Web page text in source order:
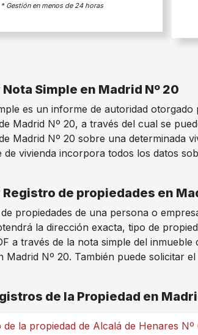
* Gestión en menos de 24 horas
Simple en Madrid Nº 20
es un informe de autoridad
Madrid Nº 20, a través del cual se
Madrid Nº 20 sobre una determinada
de vivienda incorpora todos los datos
de propiedades en
propiedades de una persona o
la dirección exacta, tipo de
a través de la nota simple del
Madrid Nº 20. También puede solicitar
de la Propiedad en
de la propiedad de Alcalá de Henares Nº